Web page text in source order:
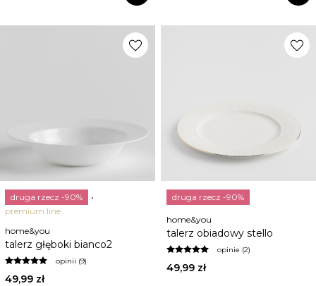
favorite
druga rzecz -90%
premium line
home&you
talerz głęboki bianco2
opinii (9)
49,99 zł
favorite
druga rzecz -90%
home&you
talerz obiadowy stello
opinie (2)
49,99 zł